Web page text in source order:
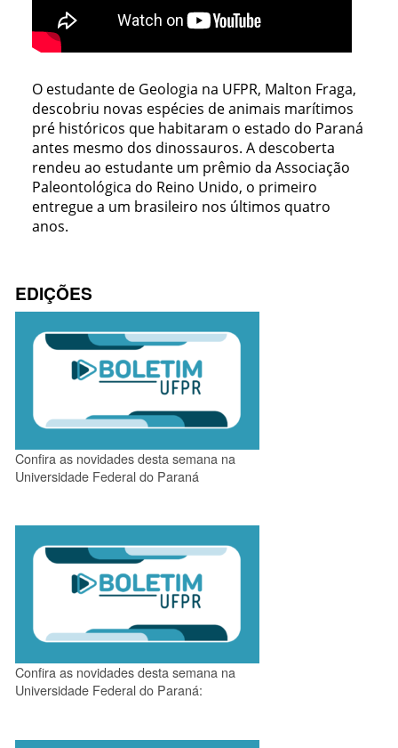
O estudante de Geologia na UFPR, Malton Fraga,
descobriu novas espécies de animais marítimos
pré históricos que habitaram o estado do Paraná
antes mesmo dos dinossauros. A descoberta
rendeu ao estudante um prêmio da Associação
Paleontológica do Reino Unido, o primeiro
entregue a um brasileiro nos últimos quatro
anos.
EDIÇÕES
Confira as novidades desta semana na
Universidade Federal do Paraná
Confira as novidades desta semana na
Universidade Federal do Paraná: